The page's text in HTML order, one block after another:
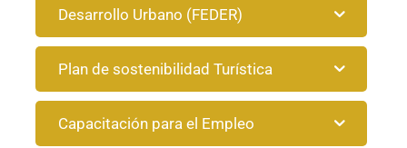
Desarrollo Urbano (FEDER)
Plan de sostenibilidad Turística
Capacitación para el Empleo